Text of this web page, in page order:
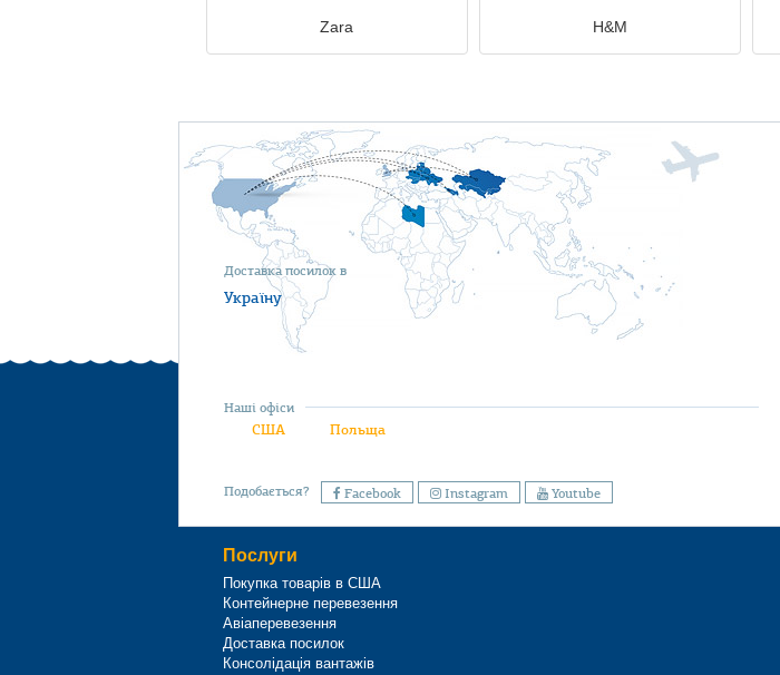
Zara H&M
Доставка посилок в
Україну
Наші офіси
США Польща
Подобається? Facebook Instagram Youtube
Послуги
Покупка товарів в США
Контейнерне перевезення
Авіаперевезення
Доставка посилок
Консолідація вантажів